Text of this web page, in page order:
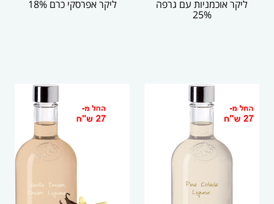
ליקר אוכמניות עם גרפה
25%
ליקר אפרסקי כרם 18%